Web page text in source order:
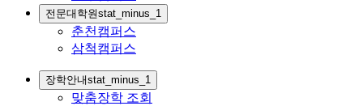
전문대학원stat_minus_1
춘천캠퍼스
삼척캠퍼스
장학안내stat_minus_1
맞춤장학 조회